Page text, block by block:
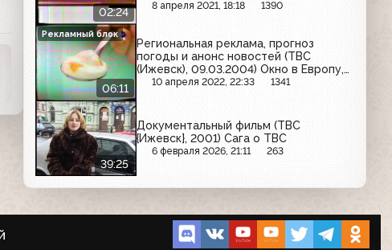
02:24
Братский, Домашние друзья, Седьмое
8 апреля 2021, 18:18 1390
06:11
Региональная реклама, прогноз
погоды и анонс новостей (ТВС
(Ижевск), 09.03.2004) Окно в Европу,
Радио Шансон, Премьер, Левша, Yves
10 апреля 2022, 22:33 1341
Рекламный блок
39:25
Документальный фильм (ТВС
{Ижевск}, 2001) Сага о ТВС
6 февраля 2026, 21:11 263